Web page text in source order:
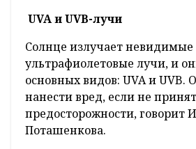
UVA и UVB-лучи
Солнце излучает невидимые
ультрафиолетовые лучи, и
основных видов: UVA и UVB.
нанести вред, если не
предосторожности, говорит
Поташенкова.